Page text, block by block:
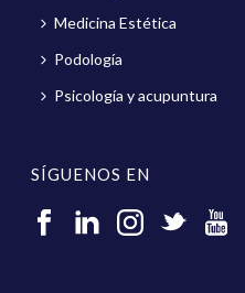
Medicina Estética
Podología
Psicología y acupuntura
SÍGUENOS EN